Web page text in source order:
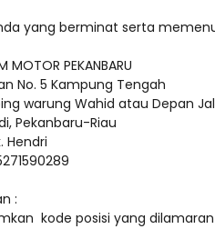
yang berminat serta
MOTOR PEKANBARU
No. 5 Kampung Tengah
warung Wahid atau Depan
Pekanbaru-Riau
Hendri
:
kode posisi yang